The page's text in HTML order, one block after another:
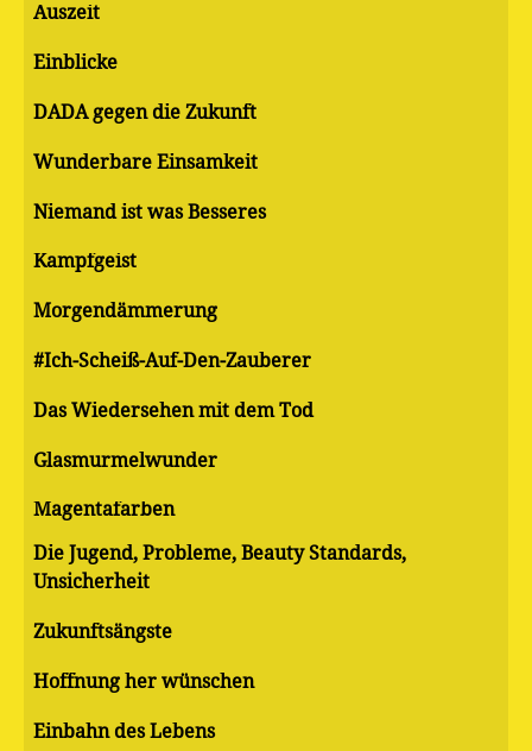
Auszeit
Einblicke
DADA gegen die Zukunft
Wunderbare Einsamkeit
Niemand ist was Besseres
Kampfgeist
Morgendämmerung
#Ich-Scheiß-Auf-Den-Zauberer
Das Wiedersehen mit dem Tod
Glasmurmelwunder
Magentafarben
Die Jugend, Probleme, Beauty Standards,
Unsicherheit
Zukunftsängste
Hoffnung her wünschen
Einbahn des Lebens